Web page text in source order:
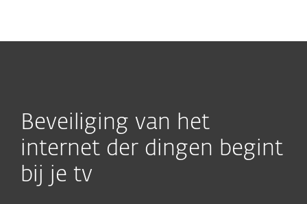
Beveiliging van het
internet der dingen begint
bij je tv